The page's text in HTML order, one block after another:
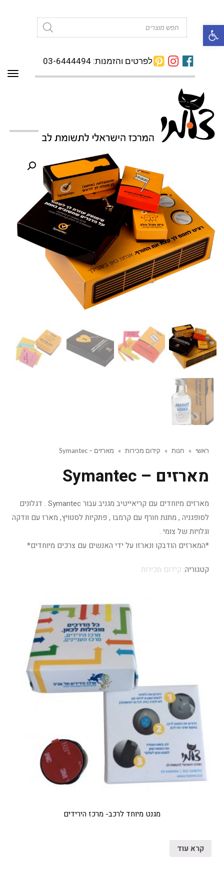
פתח סרגל נגישות
לפרטים והזמנות: 03-6444494
ראשי » חנות » קידום מכירות » מארזים – Symantec
מארזים – Symantec
מארזים מיוחדים עם קריאייטיב מגניב עבור Symantec . דגלונים
לסופגניה , מתנת חורף עם קרמבו , פתקיות לסנוויץ, מארז עם וודקה
וגלויות של צומי .
*המארזים הודבקו ונארזו על ידי האנשים עם צרכים מיוחדים*
קטגוריה: קידום מכירות
מגנט מיוחד לרכב- מרכז הירידים
קרא עוד